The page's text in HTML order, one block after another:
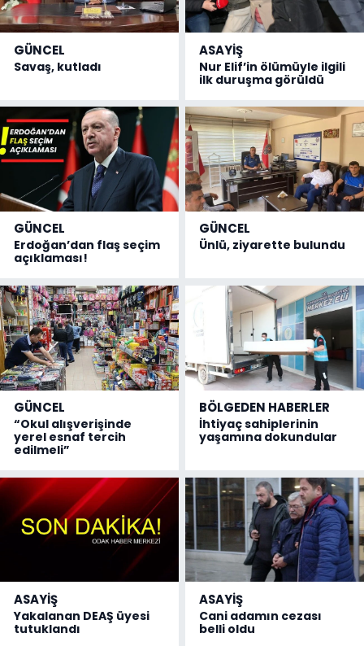
GÜNCEL
Savaş, kutladı
ASAYİŞ
Nur Elif’in ölümüyle ilgili
ilk duruşma görüldü
GÜNCEL
Erdoğan’dan flaş seçim
açıklaması!
GÜNCEL
Ünlü, ziyarette bulundu
GÜNCEL
“Okul alışverişinde
yerel esnaf tercih
edilmeli”
BÖLGEDEN HABERLER
İhtiyaç sahiplerinin
yaşamına dokundular
ASAYİŞ
Yakalanan DEAŞ üyesi
tutuklandı
ASAYİŞ
Cani adamın cezası
belli oldu